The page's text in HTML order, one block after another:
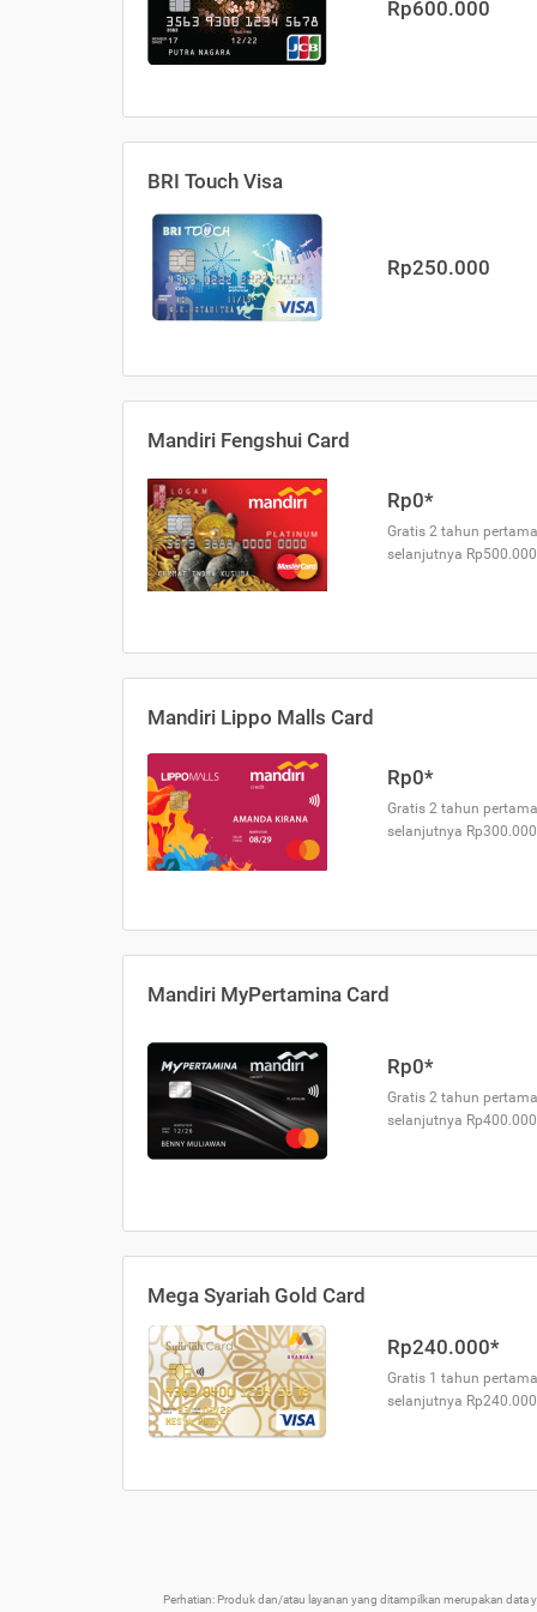
Rp600.000
BRI Touch Visa
Rp250.000
Mandiri Fengshui Card
Rp0*
Gratis 2 tahun
selanjutnya
Mandiri Lippo Malls Card
Rp0*
Gratis 2 tahun
selanjutnya
Mandiri MyPertamina Card
Rp0*
Gratis 2 tahun
selanjutnya
Mega Syariah Gold Card
Rp240.000*
Gratis 1 tahun
selanjutnya
Perhatian: Produk dan/atau layanan yang ditampilkan merupakan